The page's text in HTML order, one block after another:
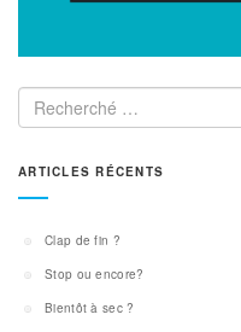
Recherche
ARTICLES RÉCENTS
Clap de fin ?
Stop ou encore?
Bientôt à sec ?